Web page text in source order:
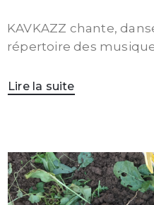
KAVKAZZ chante,
répertoire des
Lire la suite